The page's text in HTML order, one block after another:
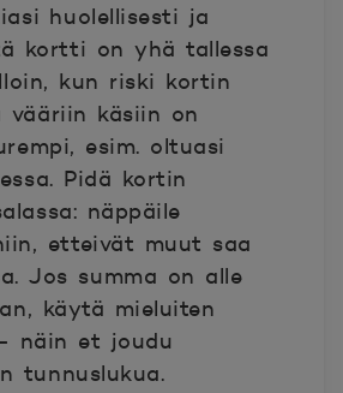
huolellisesti ja
kortti on yhä tallessa
kun riski kortin
vääriin käsiin on
esim. oltuasi
Pidä kortin
näppäile
etteivät muut saa
Jos summa on alle
käytä mieluiten
näin et joudu
tunnuslukua.